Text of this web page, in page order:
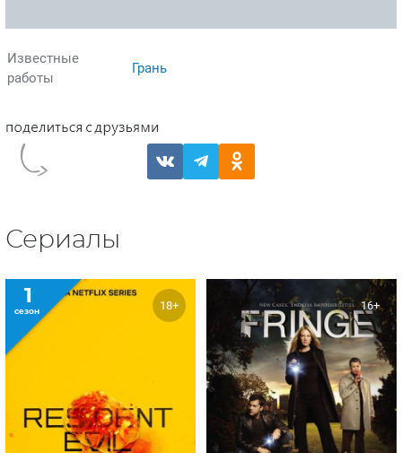
Известные
работы
Грань
Сериалы
1
сезон 18+ 16+